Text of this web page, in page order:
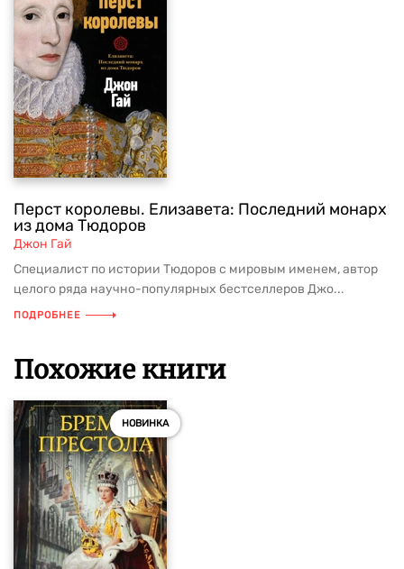
Перст королевы. Елизавета: Последний монарх
из дома Тюдоров
Джон Гай
Специалист по истории Тюдоров с мировым именем, автор
целого ряда научно-популярных бестселлеров Джо...
ПОДРОБНЕЕ
Похожие книги
НОВИНКА